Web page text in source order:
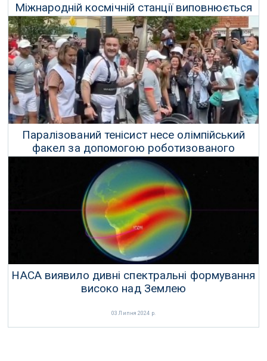
Міжнародній космічній станції виповнюється
25 років, якраз вчасно, щоб померти
08 Грудня 2023 р.
Паралізований тенісист несе олімпійський
факел за допомогою роботизованого
екзоскелета
24 Липня 2024 р.
НАСА виявило дивні спектральні формування
високо над Землею
03 Липня 2024 р.